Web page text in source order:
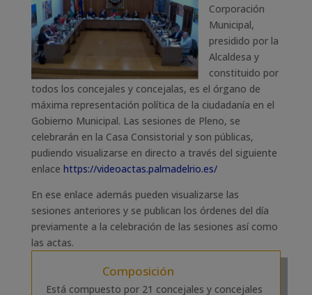
Corporación
Municipal,
presidido por la
Alcaldesa y
constituido por
todos los concejales y concejalas, es el órgano de
máxima representación política de la ciudadanía en el
Gobierno Municipal. Las sesiones de Pleno, se
celebrarán en la Casa Consistorial y son públicas,
pudiendo visualizarse en directo a través del siguiente
enlace https://videoactas.palmadelrio.es/
En ese enlace además pueden visualizarse las
sesiones anteriores y se publican los órdenes del día
previamente a la celebración de las sesiones así como
las actas.
Composición
Está compuesto por 21 concejales y concejales